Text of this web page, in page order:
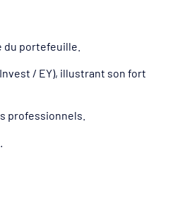
du portefeuille.
/ EY), illustrant son fort
professionnels.